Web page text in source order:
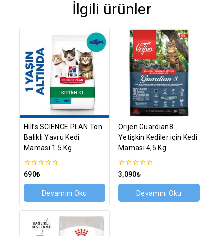
İlgili ürünler
Hill’s SCIENCE PLAN Ton
Balıklı Yavru Kedi
Maması 1.5 Kg
0
üzerinden
690₺
Devamını Oku
Orijen Guardian8
Yetişkin Kediler için Kedi
Maması 4,5 Kg
0
üzerinden
3,090₺
Devamını Oku